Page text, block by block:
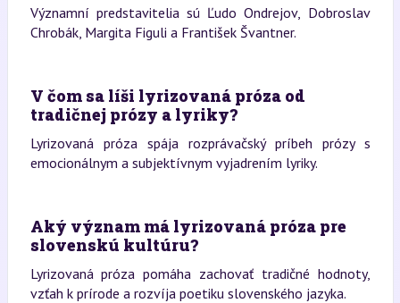
Významní predstavitelia sú Ľudo Ondrejov, Dobroslav
Chrobák, Margita Figuli a František Švantner.
V čom sa líši lyrizovaná próza od
tradičnej prózy a lyriky?
Lyrizovaná próza spája rozprávačský príbeh prózy s
emocionálnym a subjektívnym vyjadrením lyriky.
Aký význam má lyrizovaná próza pre
slovenskú kultúru?
Lyrizovaná próza pomáha zachovať tradičné hodnoty,
vzťah k prírode a rozvíja poetiku slovenského jazyka.